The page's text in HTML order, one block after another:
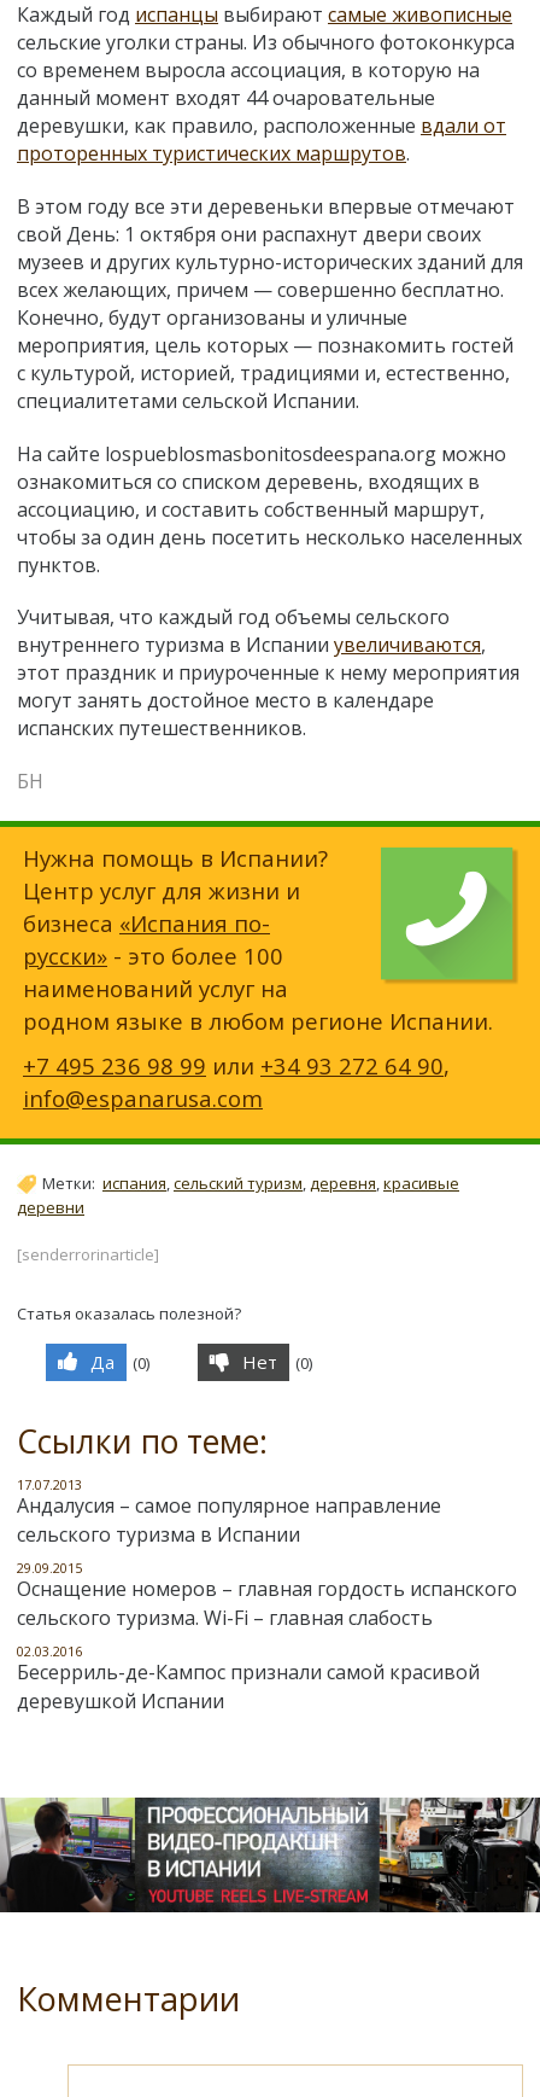
Каждый год испанцы выбирают самые живописные
сельские уголки страны. Из обычного фотоконкурса
со временем выросла ассоциация, в которую на
данный момент входят 44 очаровательные
деревушки, как правило, расположенные вдали от
проторенных туристических маршрутов.
В этом году все эти деревеньки впервые отмечают
свой День: 1 октября они распахнут двери своих
музеев и других культурно-исторических зданий для
всех желающих, причем — совершенно бесплатно.
Конечно, будут организованы и уличные
мероприятия, цель которых — познакомить гостей
с культурой, историей, традициями и, естественно,
специалитетами сельской Испании.
На сайте lospueblosmasbonitosdeespana.org можно
ознакомиться со списком деревень, входящих в
ассоциацию, и составить собственный маршрут,
чтобы за один день посетить несколько населенных
пунктов.
Учитывая, что каждый год объемы сельского
внутреннего туризма в Испании увеличиваются,
этот праздник и приуроченные к нему мероприятия
могут занять достойное место в календаре
испанских путешественников.
БН
Нужна помощь в Испании?
Центр услуг для жизни и
бизнеса «Испания по-
русски» - это более 100
наименований услуг на
родном языке в любом регионе Испании.
+7 495 236 98 99 или +34 93 272 64 90,
info@espanarusa.com
Метки: испания,сельский туризм,деревня,красивые
деревни
[senderrorinarticle]
Статья оказалась полезной?
Да (0) Нет (0)
Ссылки по теме:
17.07.2013
Андалусия – самое популярное направление
сельского туризма в Испании
29.09.2015
Оснащение номеров – главная гордость испанского
сельского туризма. Wi-Fi – главная слабость
02.03.2016
Бесерриль-де-Кампос признали самой красивой
деревушкой Испании
Комментарии